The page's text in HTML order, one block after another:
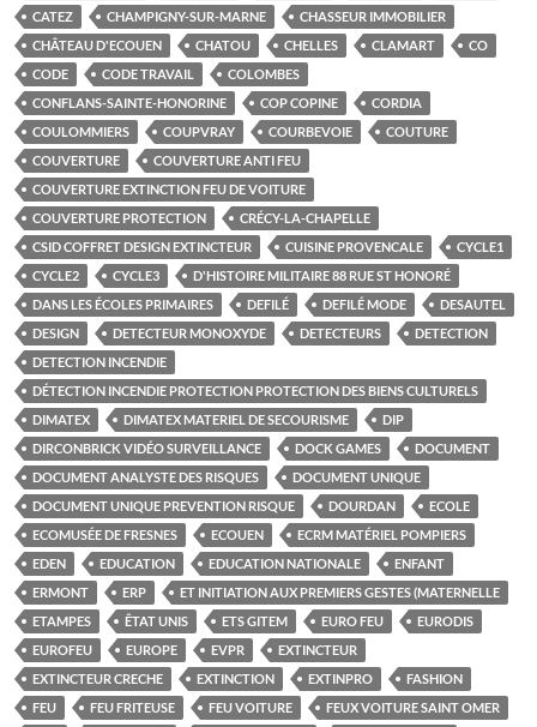
CATEZ
CHAMPIGNY-SUR-MARNE
CHASSEUR IMMOBILIER
CHÂTEAU D'ECOUEN
CHATOU CHELLES CLAMART
CO
CODE
CODE TRAVAIL
COLOMBES
CONFLANS-SAINTE-HONORINE
COP COPINE
CORDIA
COULOMMIERS
COUPVRAY COURBEVOIE
COUTURE
COUVERTURE
COUVERTURE ANTI FEU
COUVERTURE EXTINCTION FEU DE VOITURE
COUVERTURE PROTECTION
CRÉCY-LA-CHAPELLE
CSID COFFRET DESIGN EXTINCTEUR
CUISINE PROVENCALE
CYCLE1
CYCLE2
CYCLE3
D'HISTOIRE MILITAIRE 88 RUE ST HONORÉ
DANS LES ÉCOLES PRIMAIRES
DEFILÉ DEFILÉ MODE
DESAUTEL
DESIGN
DETECTEUR MONOXYDE DETECTEURS
DETECTION
DETECTION INCENDIE
DÉTECTION INCENDIE PROTECTION PROTECTION DES BIENS CULTURELS
DIMATEX
DIMATEX MATERIEL DE SECOURISME
DIP
DIRCONBRICK VIDÉO SURVEILLANCE
DOCK GAMES
DOCUMENT
DOCUMENT ANALYSTE DES RISQUES
DOCUMENT UNIQUE
DOCUMENT UNIQUE PREVENTION RISQUE
DOURDAN
ECOLE
ECOMUSÉE DE FRESNES
ECOUEN
ECRM MATÉRIEL POMPIERS
EDEN
EDUCATION EDUCATION NATIONALE
ENFANT
ERMONT
ERP
ET INITIATION AUX PREMIERS GESTES (MATERNELLE
ETAMPES
ÊTAT UNIS ETS GITEM EURO FEU
EURODIS
EUROFEU
EUROPE EVPR
EXTINCTEUR
EXTINCTEUR CRECHE
EXTINCTION EXTINPRO
FASHION
FEU
FEU FRITEUSE FEU VOITURE
FEUX VOITURE SAINT OMER